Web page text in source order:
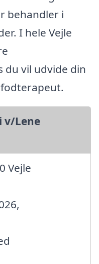
behandler i
I hele Vejle
vil udvide din
v/Lene
Vejle